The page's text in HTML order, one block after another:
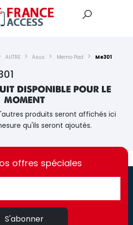
AUTRE Asus Memo Pad Me301
disponible pour le
moment
produits seront affichés ici
qu'ils seront ajoutés.
offres spéciales
S'abonner